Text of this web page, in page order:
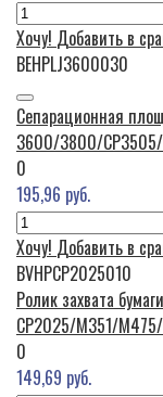
Хочу! Добавить в
BEHPLJ3600030
Сепарационная
3600/3800/CP3505/
0
195,96 руб.
Хочу! Добавить в
BVHPCP2025010
Pолик захвата
CP2025/M351/
0
149,69 руб.